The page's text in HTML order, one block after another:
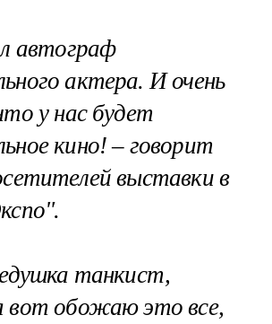
автограф
актера. И очень
у нас будет
кино! – говорит
выставки в
танкист,
вот обожаю это все,